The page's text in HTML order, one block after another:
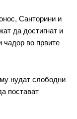
Санторини и
да достигнат и
чадор во првите
нудат слободни
постават